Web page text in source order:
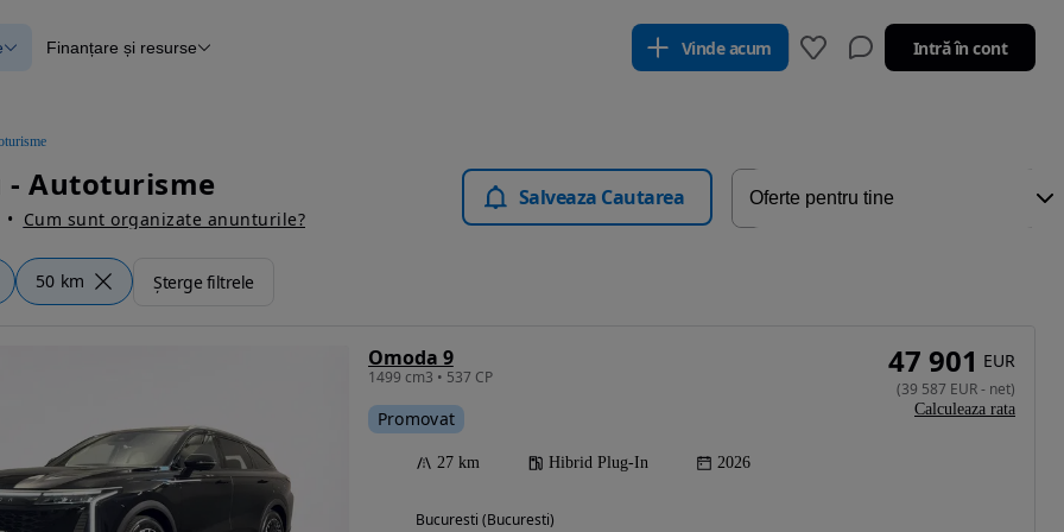
verificate
Finanțare și resurse Vinde acum Intră în cont
- Autoturisme
Cum sunt organizate anunturile?
Salveaza Cautarea
50 km Șterge filtrele
Omoda 9
1499 cm3 • 537 CP
Promovat
27 km Hibrid Plug-In 2026
Bucuresti (Bucuresti)
47 901 EUR
(39 587 EUR- net)
Calculeaza rata